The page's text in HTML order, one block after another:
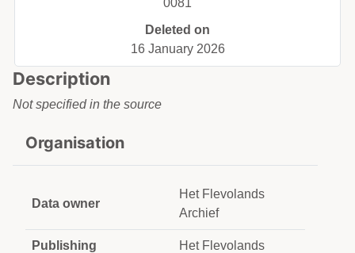
Description
Not specified in the source
Organisation
Data owner
Het Flevolands
Archief
Publishing
Het Flevolands
0081
Deleted on
16 January 2026